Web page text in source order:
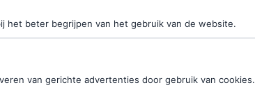
het roer van het modehuis stonden.
het beter begrijpen van het gebruik van de website.
van gerichte advertenties door gebruik van cookies.